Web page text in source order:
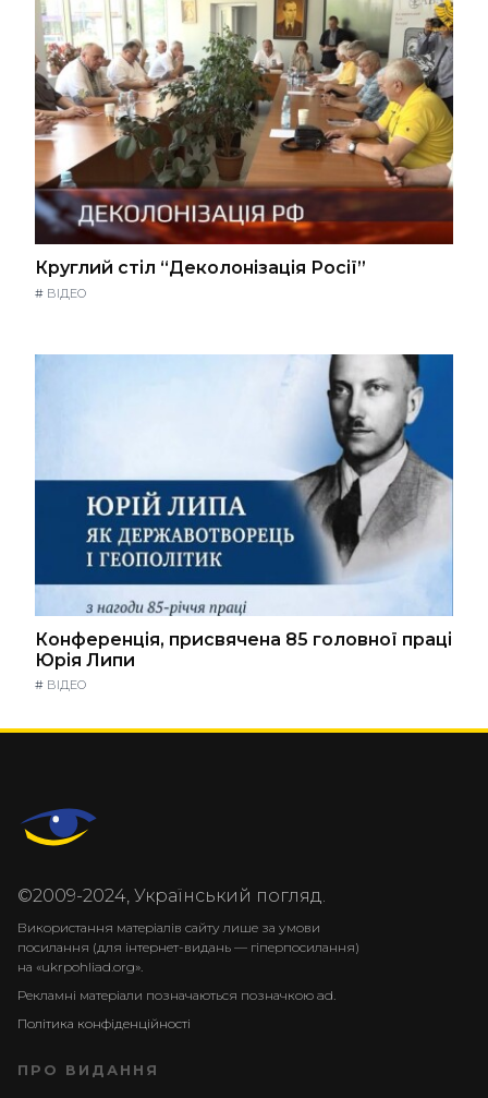
Круглий стіл “Деколонізація Росії”
# ВІДЕО
Конференція, присвячена 85 головної праці
Юрія Липи
# ВІДЕО
©2009-2024, Український погляд.
Використання матеріалів сайту лише за умови
посилання (для інтернет-видань — гіперпосилання)
на «ukrpohliad.org».
Рекламні матеріали позначаються позначкою ad.
Політика конфіденційності
ПРО ВИДАННЯ